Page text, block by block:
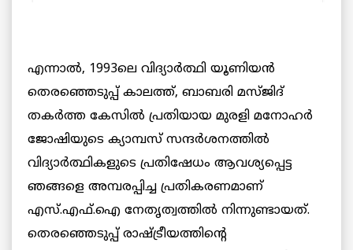
എന്നാൽ, 1993ലെ വിദ്യാർത്ഥി യൂണിയൻ
തെരഞ്ഞെടുപ്പ് കാലത്ത്, ബാബരി മസ്ജിദ്
തകര്‍ത്ത കേസില്‍ പ്രതിയായ മുരളി മനോഹര്‍
ജോഷിയുടെ ക്യാമ്പസ് സന്ദര്‍ശനത്തില്‍
വിദ്യാർത്ഥികളുടെ പ്രതിഷേധം ആവശ്യപ്പെട്ട
ഞങ്ങളെ അമ്പരപ്പിച്ച പ്രതികരണമാണ്
എസ്.എഫ്.ഐ നേതൃത്വത്തില്‍ നിന്നുണ്ടായത്.
തെരഞ്ഞെടുപ്പ് രാഷ്ട്രീയത്തിന്റെ